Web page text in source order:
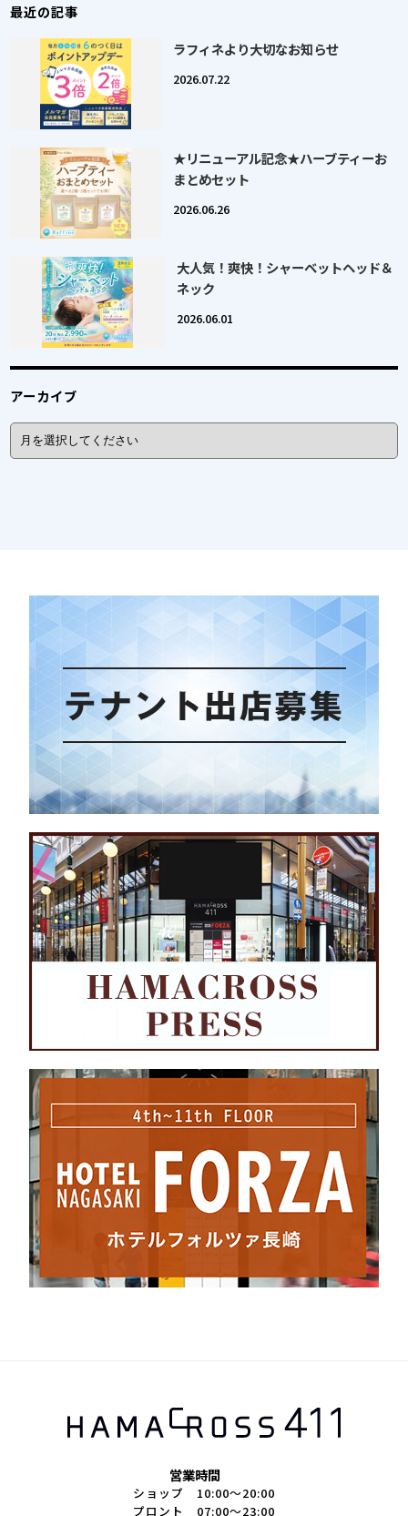
最近の記事
ラフィネより大切なお知らせ
2026.07.22
★リニューアル記念★ハーブティーお
まとめセット
2026.06.26
大人気！爽快！シャーベットヘッド＆
ネック
2026.06.01
アーカイブ
営業時間
ショップ 10:00～20:00
プロント 07:00～23:00